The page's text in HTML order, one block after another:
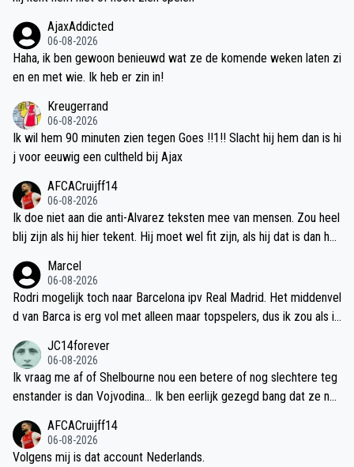
AjaxAddicted
06-08-2026
Haha, ik ben gewoon benieuwd wat ze de komende weken laten zi
en en met wie. Ik heb er zin in!
Kreugerrand
06-08-2026
Ik wil hem 90 minuten zien tegen Goes !!1!! Slacht hij hem dan is hi
j voor eeuwig een cultheld bij Ajax
AFCACruijff14
06-08-2026
Ik doe niet aan die anti-Alvarez teksten mee van mensen. Zou heel
blij zijn als hij hier tekent. Hij moet wel fit zijn, als hij dat is dan he
middenvelders, beetje balans achter hen is hard nodig.
Marcel
06-08-2026
Rodri mogelijk toch naar Barcelona ipv Real Madrid. Het middenvel
d van Barca is erg vol met alleen maar topspelers, dus ik zou als ik
al en zit toch al aan tafel voor Torrents, dus waag het gewoon. Je
kan gewoon huren met optie tot koop of desnoods alleen huren. Br
andt__Gloukh__Casado Dat is een Champions League waardig mid
JC14forever
06-08-2026
Ik vraag me af of Shelbourne nou een betere of nog slechtere teg
enstander is dan Vojvodina... Ik ben eerlijk gezegd bang dat ze no
lleen maar groter is dat we ons gewoon gaan plaatsen voor de pou
lefase, maar qua weerstand levert het ons weinig op, ik verwacht t
AFCACruijff14
06-08-2026
Volgens mij is dat account Nederlands.